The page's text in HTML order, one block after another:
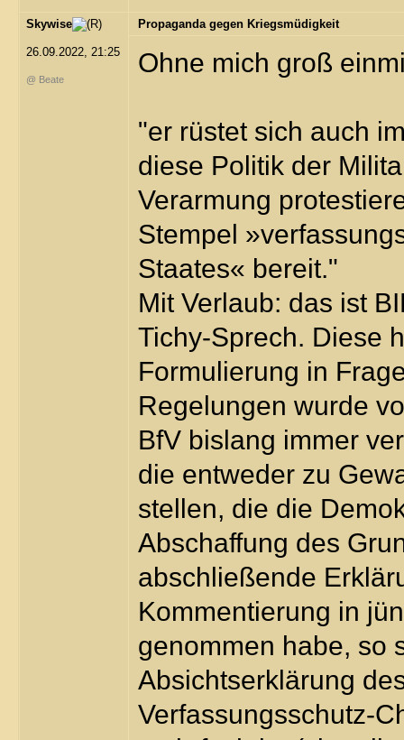
Skywise
26.09.2022, 21:25
@ Beate
Propaganda gegen Kriegsmüdigkeit
Ohne mich groß
"er rüstet sich auch
diese Politik der
Verarmung
Stempel
Staates« bereit."
Mit Verlaub: das ist
Tichy-Sprech. Diese
Formulierung in
Regelungen wurde
BfV bislang immer
die entweder zu
stellen, die die
Abschaffung des
abschließende
Kommentierung in
genommen habe, so
Absichtserklärung
Verfassungsschutz-